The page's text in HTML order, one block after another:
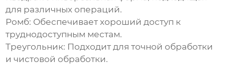
для различных операций.
Ромб: Обеспечивает хороший доступ к
труднодоступным местам.
Треугольник: Подходит для точной обработки
и чистовой обработки.